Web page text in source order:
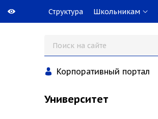
Структура Школьникам
Корпоративный портал
Университет